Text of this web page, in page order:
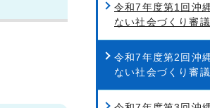
令和7年度第1回沖
ない社会づくり審
令和7年度第2回沖
ない社会づくり審